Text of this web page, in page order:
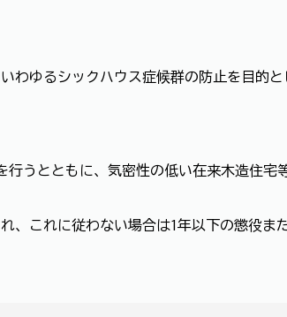
わゆるシックハウス症候群の防止を目的
うとともに、気密性の低い在来木造住宅
、これに従わない場合は1年以下の懲役ま